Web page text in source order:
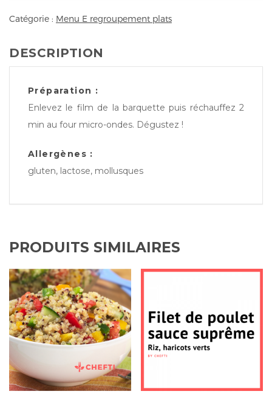
Catégorie : Menu E regroupement plats
DESCRIPTION
Préparation :
Enlevez le film de la barquette puis réchauffez 2
min au four micro-ondes. Dégustez !
Allergènes :
gluten, lactose, mollusques
PRODUITS SIMILAIRES